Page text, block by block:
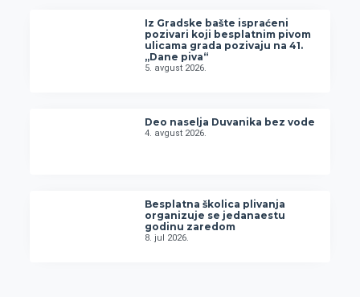
Iz Gradske bašte ispraćeni
pozivari koji besplatnim pivom
ulicama grada pozivaju na 41.
„Dane piva“
5. avgust 2026.
Deo naselja Duvanika bez vode
4. avgust 2026.
Besplatna školica plivanja
organizuje se jedanaestu
godinu zaredom
8. jul 2026.